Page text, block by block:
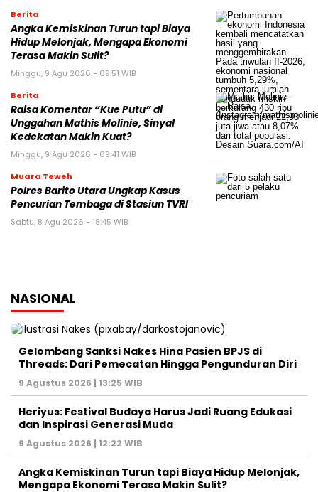
Berita
Angka Kemiskinan Turun tapi Biaya
Hidup Melonjak, Mengapa Ekonomi
Terasa Makin Sulit?
Minggu, 9 Agu 2026 - 09:51 WIB
Berita
Raisa Komentar “Kue Putu” di
Unggahan Mathis Molinie, Sinyal
Kedekatan Makin Kuat?
Minggu, 9 Agu 2026 - 09:41 WIB
Muara Teweh
Polres Barito Utara Ungkap Kasus
Pencurian Tembaga di Stasiun TVRI
Sabtu, 8 Agu 2026 - 18:45 WIB
NASIONAL
Gelombang Sanksi Nakes Hina Pasien BPJS di
Threads: Dari Pemecatan Hingga Pengunduran Diri
9 Agustus 2026 | 13:25 WIB
Heriyus: Festival Budaya Harus Jadi Ruang Edukasi
dan Inspirasi Generasi Muda
9 Agustus 2026 | 12:22 WIB
Angka Kemiskinan Turun tapi Biaya Hidup Melonjak,
Mengapa Ekonomi Terasa Makin Sulit?